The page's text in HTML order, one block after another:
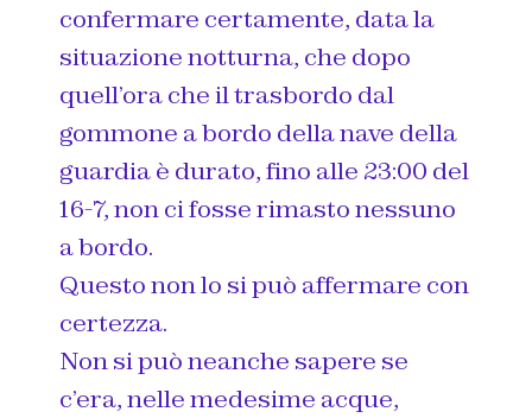
confermare certamente, data la
situazione notturna, che dopo
quell’ora che il trasbordo dal
gommone a bordo della nave della
guardia è durato, fino alle 23:00 del
16-7, non ci fosse rimasto nessuno
a bordo.
Questo non lo si può affermare con
certezza.
Non si può neanche sapere se
c’era, nelle medesime acque,